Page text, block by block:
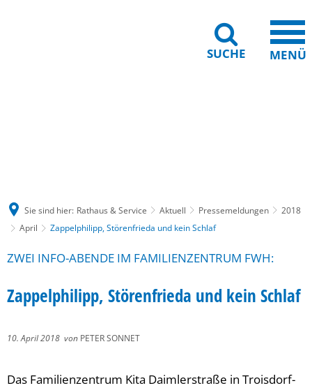
SUCHE MENÜ
Sie sind hier: Rathaus & Service Aktuell Pressemeldungen
2018
April
Zappelphilipp, Störenfrieda und kein Schlaf
ZWEI INFO-ABENDE IM FAMILIENZENTRUM FWH:
Zappelphilipp, Störenfrieda und kein Schlaf
10. April 2018 von PETER SONNET
Das Familienzentrum Kita Daimlerstraße in Troisdorf-